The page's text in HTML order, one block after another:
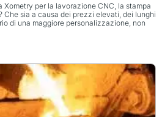
per la lavorazione CNC, la stampa
Che sia a causa dei prezzi elevati, dei lunghi
di una maggiore personalizzazione, non